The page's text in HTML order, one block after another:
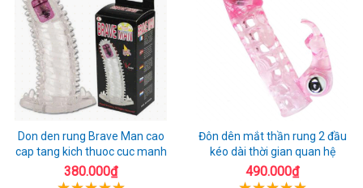
Don den rung Brave Man cao
cap tang kich thuoc cuc manh
380.000₫
Đôn dên mắt thần rung 2 đầu
kéo dài thời gian quan hệ
490.000₫